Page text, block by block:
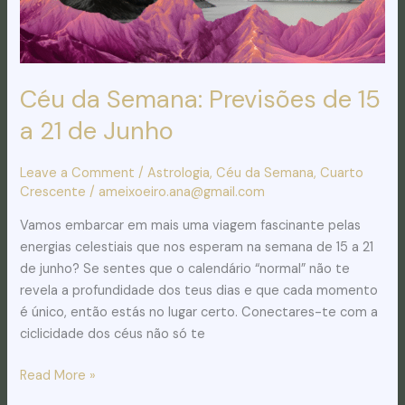
Céu da Semana: Previsões de 15
a 21 de Junho
Leave a Comment /Astrologia,Céu da Semana,Cuarto
Crescente / ameixoeiro.ana@gmail.com
Vamos embarcar em mais uma viagem fascinante pelas
energias celestiais que nos esperam na semana de 15 a 21
de junho? Se sentes que o calendário “normal” não te
revela a profundidade dos teus dias e que cada momento
é único, então estás no lugar certo. Conectares-te com a
ciclicidade dos céus não só te
21
de
Junho
Read More »